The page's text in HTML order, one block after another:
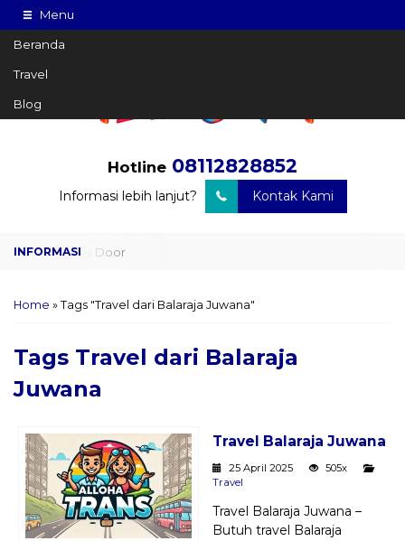
Menu
Beranda
Travel
Blog
Hotline 08112828852
Informasi lebih lanjut? Kontak Kami
Travel Door to Door
Sewa Mobil Plus Driver
Wisata
Paket Kilat
Pengiriman Barang
Home » Tags "Travel dari Balaraja Juwana"
Tags Travel dari Balaraja
Juwana
Travel Balaraja Juwana
25 April 2025
505x
Travel
Travel Balaraja Juwana –
Butuh travel Balaraja